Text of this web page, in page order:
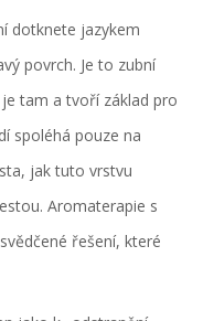
dotknete jazykem
povrch. Je to zubní
tam a tvoří základ pro
spoléhá pouze na
jak tuto vrstvu
Aromaterapie s
řešení, které